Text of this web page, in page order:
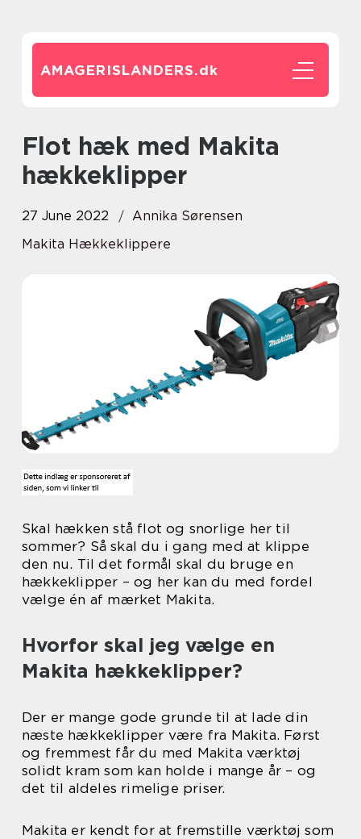
AMAGERISLANDERS.dk
Flot hæk med Makita
hækkeklipper
27 June 2022
Annika Sørensen
Makita Hækkeklippere
Skal hækken stå flot og snorlige her til
sommer? Så skal du i gang med at klippe
den nu. Til det formål skal du bruge en
hækkeklipper – og her kan du med fordel
vælge én af mærket Makita.
Hvorfor skal jeg vælge en
Makita hækkeklipper?
Der er mange gode grunde til at lade din
næste hækkeklipper være fra Makita. Først
og fremmest får du med Makita værktøj
solidt kram som kan holde i mange år – og
det til aldeles rimelige priser.
Makita er kendt for at fremstille værktøj som